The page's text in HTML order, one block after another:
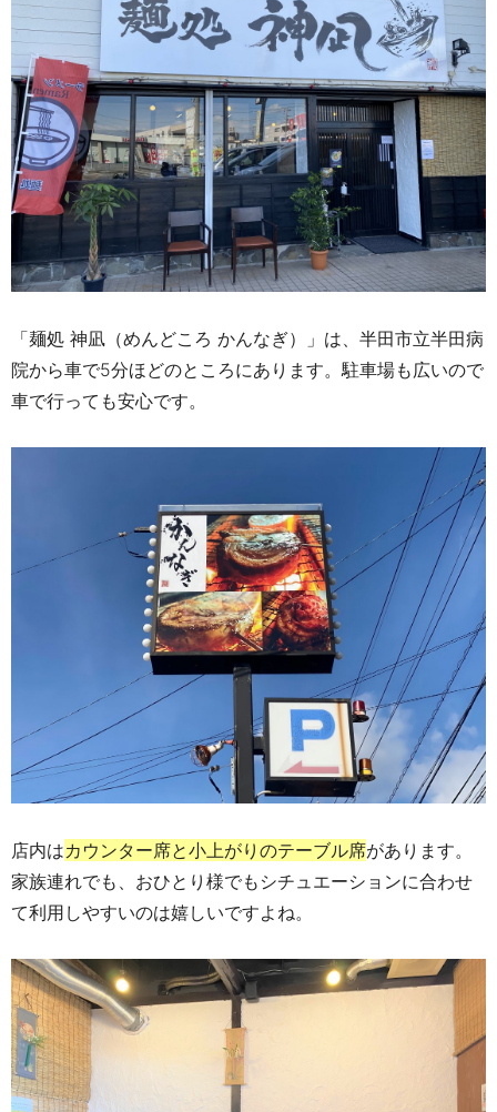
「麺処 神凪（めんどころ かんなぎ）」は、半田市立半田病
院から車で5分ほどのところにあります。駐車場も広いので
車で行っても安心です。
店内はカウ ンター席と小上がりのテーブル席があります。
家族連れでも、おひとり様でもシチュエーションに合わせ
て利用しやすいのは嬉しいですよね。